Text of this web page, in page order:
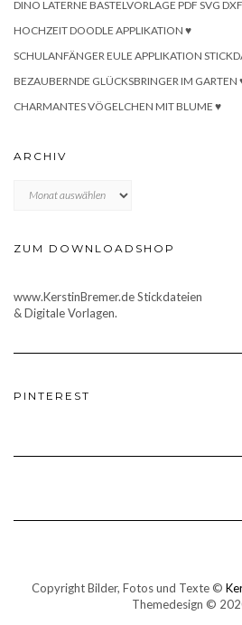
DINO LATERNE BASTELVORLAGE PDF SVG DXF
HOCHZEIT DOODLE APPLIKATION ♥
SCHULANFÄNGER EULE APPLIKATION
BEZAUBERNDE GLÜCKSBRINGER IM GARTEN
CHARMANTES VÖGELCHEN MIT BLUME ♥
ARCHIV
ZUM DOWNLOADSHOP
www.KerstinBremer.de Stickdateien
& Digitale Vorlagen.
PINTEREST
Copyright Bilder, Fotos und Texte ©
Themedesign ©